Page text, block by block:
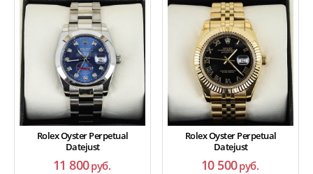
Rolex Oyster Perpetual
Datejust
11 800руб.
Rolex Oyster Perpetual
Datejust
10 500руб.